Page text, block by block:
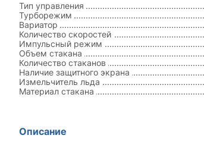
Тип управления
Турборежим
Вариатор
Количество скоростей
Импульсный режим
Объем стакана
Количество стаканов
Наличие защитного экрана
Измельчитель льда
Материал стакана
Описание